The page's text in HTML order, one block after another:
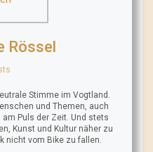
Rössel
Stimme im Vogtland.
und Themen, auch
Puls der Zeit. Und stets
Kunst und Kultur näher zu
nicht vom Bike zu fallen.